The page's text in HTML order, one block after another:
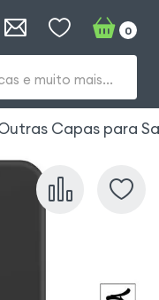
e muito mais...
0
Capas para